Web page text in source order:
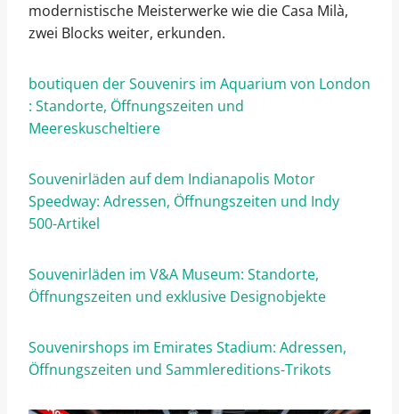
modernistische Meisterwerke wie die Casa Milà,
zwei Blocks weiter, erkunden.
boutiquen der Souvenirs im Aquarium von London
: Standorte, Öffnungszeiten und
Meereskuscheltiere
Souvenirläden auf dem Indianapolis Motor
Speedway: Adressen, Öffnungszeiten und Indy
500-Artikel
Souvenirläden im V&A Museum: Standorte,
Öffnungszeiten und exklusive Designobjekte
Souvenirshops im Emirates Stadium: Adressen,
Öffnungszeiten und Sammlereditions-Trikots